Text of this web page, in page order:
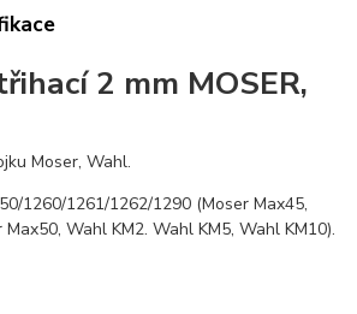
2 mm MOSER,
Moser, Wahl.
1260/1261/1262/1290 (Moser Max45,
Wahl KM2. Wahl KM5, Wahl KM10).